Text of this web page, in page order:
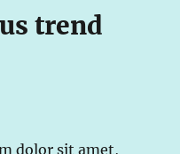
trend
dolor sit amet,